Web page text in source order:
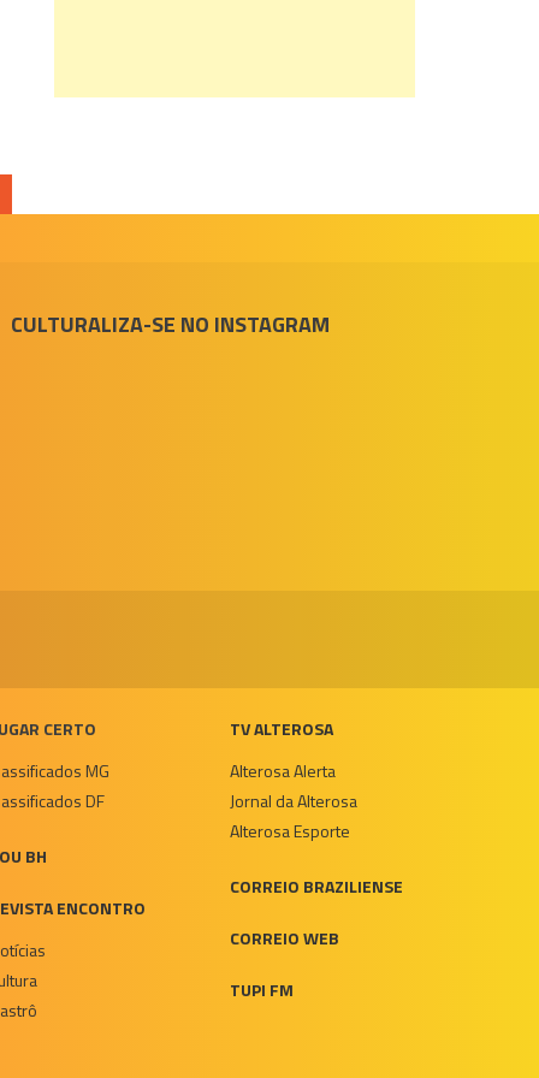
CULTURALIZA-SE NO INSTAGRAM
CERTO
MG
DF
BH
ENCONTRO
TV ALTEROSA
Alterosa Alerta
Jornal da Alterosa
Alterosa Esporte
CORREIO BRAZILIENSE
CORREIO WEB
TUPI FM